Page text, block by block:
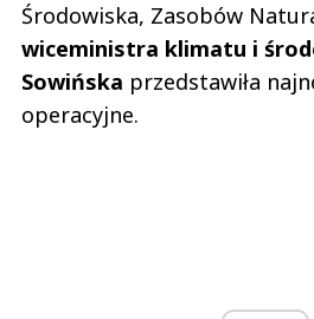
Środowiska, Zasobów
wiceministra klimatu i
Sowińska przedstawiła
operacyjne.